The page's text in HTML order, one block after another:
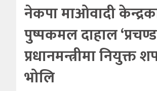
नेकपा माओवादी
पुष्पकमल दाहाल
प्रधानमन्त्रीमा नियुक्त
भोलि